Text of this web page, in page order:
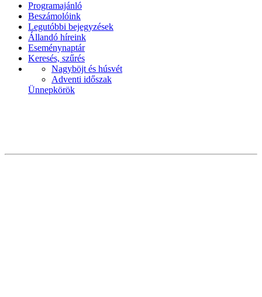
Programajánló
Beszámolóink
Legutóbbi bejegyzések
Állandó híreink
Eseménynaptár
Keresés, szűrés
Nagyböjt és húsvét
Adventi időszak
Ünnepkörök